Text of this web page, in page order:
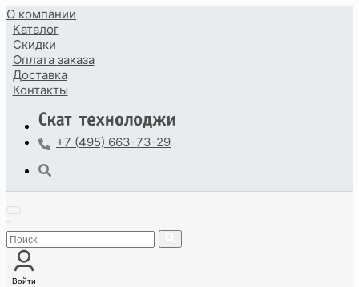
О компании
Каталог
Скидки
Оплата заказа
Доставка
Контакты
+7 (495) 663-73-29
Войти